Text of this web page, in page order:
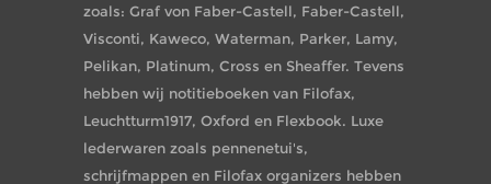
zoals: Graf von Faber-Castell, Faber-Castell,
Visconti, Kaweco, Waterman, Parker, Lamy,
Pelikan, Platinum, Cross en Sheaffer. Tevens
hebben wij notitieboeken van Filofax,
Leuchtturm1917, Oxford en Flexbook. Luxe
lederwaren zoals pennenetui's,
schrijfmappen en Filofax organizers hebben